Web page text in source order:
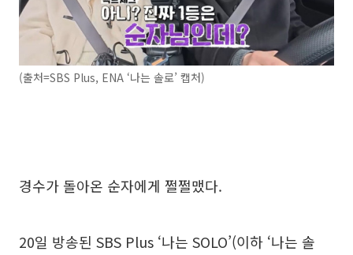
(출처=SBS Plus, ENA ‘나는 솔로’ 캡처)
경수가 돌아온 순자에게 쩔쩔맸다.
20일 방송된 SBS Plus ‘나는 SOLO’(이하 ‘나는 솔